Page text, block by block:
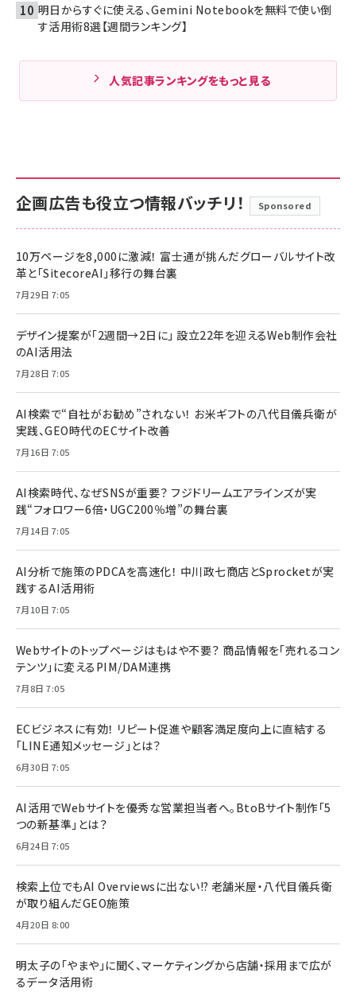
明日からすぐに使える、Gemini Notebookを無料で使い倒
す活用術8選【週間ランキング】
人気記事ランキングをもっと見る
企画広告も役立つ情報バッチリ！ Sponsored
10万ページを8,000に激減！ 富士通が挑んだグローバルサイト改
革と「SitecoreAI」移行の舞台裏
7月29日 7:05
デザイン提案が「2週間→2日に」 設立22年を迎えるWeb制作会社
のAI活用法
7月28日 7:05
AI検索で“自社がお勧め”されない！ お米ギフトの八代目儀兵衛が
実践、GEO時代のECサイト改善
7月16日 7:05
AI検索時代、なぜSNSが重要？ フジドリームエアラインズが実
践“フォロワー6倍・UGC200％増”の舞台裏
7月14日 7:05
AI分析で施策のPDCAを高速化！ 中川政七商店とSprocketが実
践するAI活用術
7月10日 7:05
Webサイトのトップページはもはや不要？ 商品情報を「売れるコン
テンツ」に変えるPIM/DAM連携
7月8日 7:05
ECビジネスに有効！ リピート促進や顧客満足度向上に直結する
「LINE通知メッセージ」とは？
6月30日 7:05
AI活用でWebサイトを優秀な営業担当者へ。BtoBサイト制作「5
つの新基準」とは？
6月24日 7:05
検索上位でもAI Overviewsに出ない!? 老舗米屋・八代目儀兵衛
が取り組んだGEO施策
4月20日 8:00
明太子の「やまや」に聞く、マーケティングから店舗・採用まで広が
るデータ活用術